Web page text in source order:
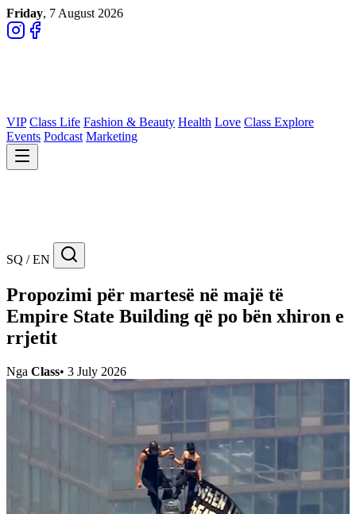
Friday, 7 August 2026
VIP Class Life Fashion & Beauty Health Love Class Explore
Events Podcast Marketing
SQ / EN
Propozimi për martesë në majë të
Empire State Building që po bën xhiron e
rrjetit
Nga Class• 3 July 2026